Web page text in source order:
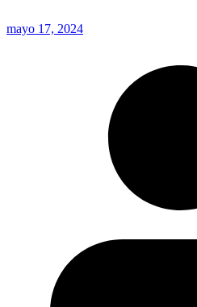
mayo 17, 2024